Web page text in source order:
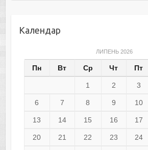
Календар
ЛИПЕНЬ 2026
Пн Вт Ср Чт Пт
1 2 3
6 7 8 9 10
13 14 15 16 17
20 21 22 23 24